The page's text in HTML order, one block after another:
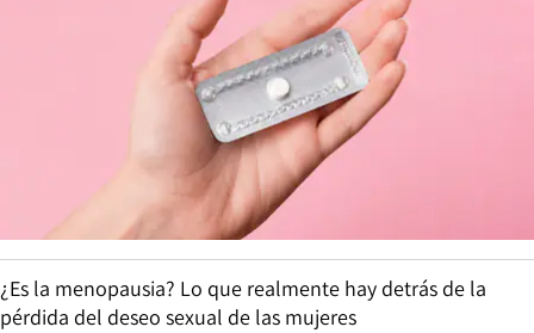
¿Es la menopausia? Lo que realmente hay detrás de la
pérdida del deseo sexual de las mujeres